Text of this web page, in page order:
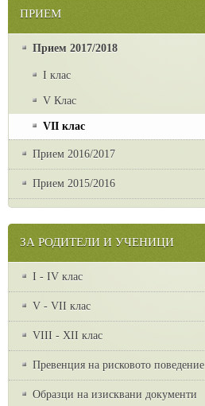
ПРИЕМ
Прием 2017/2018
I клас
V Клас
VII клас
Прием 2016/2017
Прием 2015/2016
ЗА РОДИТЕЛИ И УЧЕНИЦИ
I - IV клас
V - VII клас
VІІІ - ХІІ клас
Превенция на рисковото поведение
Образци на изисквани документи